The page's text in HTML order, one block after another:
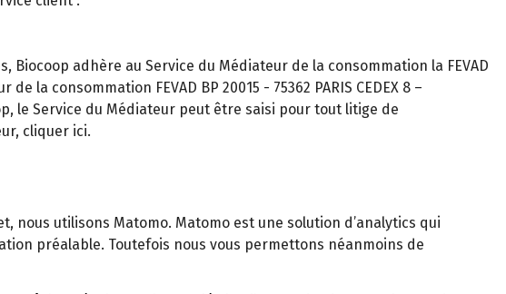
adhère au Service du Médiateur de la consommation la FEVAD
consommation FEVAD BP 20015 - 75362 PARIS CEDEX 8 –
le Service du Médiateur peut être saisi pour tout litige de
cliquer ici.
utilisons Matomo. Matomo est une solution d’analytics qui
préalable. Toutefois nous vous permettons néanmoins de